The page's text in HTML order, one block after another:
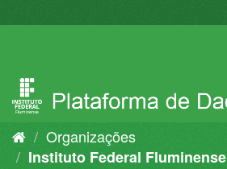
para
Organizações
Instituto Federal Fluminense